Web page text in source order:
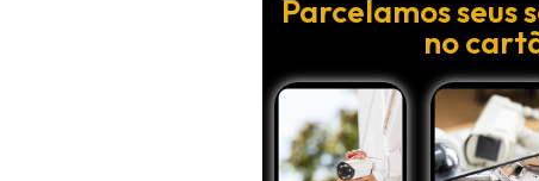
Parcelamos seus
no